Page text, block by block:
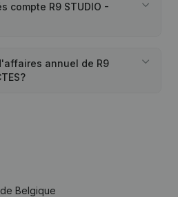
compte R9 STUDIO -
annuel de R9
Belgique